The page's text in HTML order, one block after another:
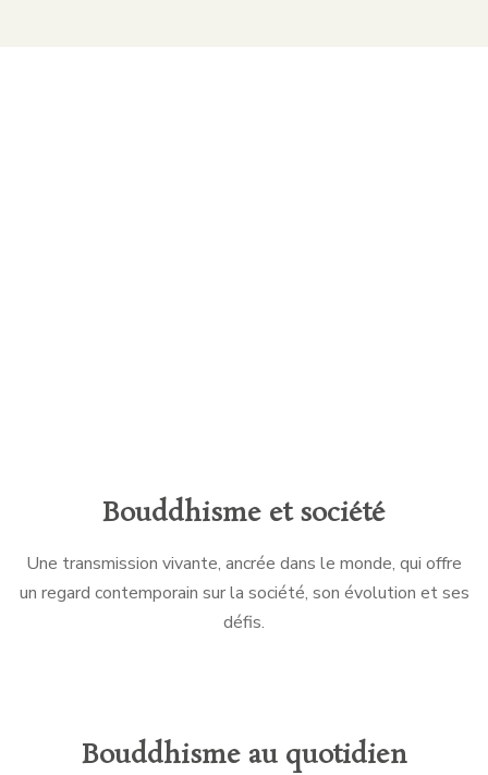
Bouddhisme et société
Une transmission vivante, ancrée dans le monde, qui offre
un regard contemporain sur la société, son évolution et ses
défis.
Bouddhisme au quotidien